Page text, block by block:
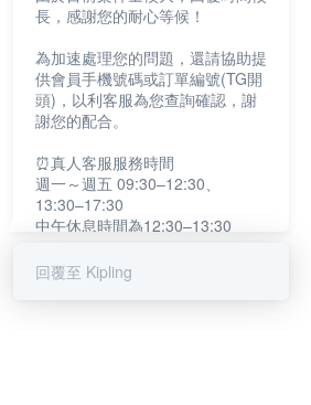
長，感謝您的耐心等候！
為加速處理您的問題，還請協助提
供會員手機號碼或訂單編號(TG開
頭)，以利客服為您查詢確認，謝
謝您的配合。
⏰真人客服服務時間
週一～週五 09:30–12:30、
13:30–17:30
中午休息時間為12:30–13:30
提醒您：系統會自動已讀訊息，如
回覆至 Kipling